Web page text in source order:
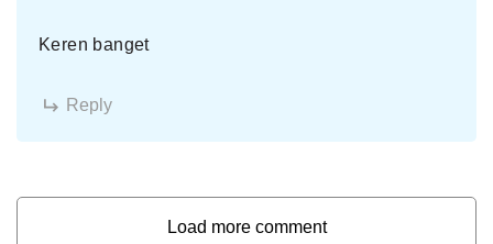
Keren banget
Reply
Load more comment